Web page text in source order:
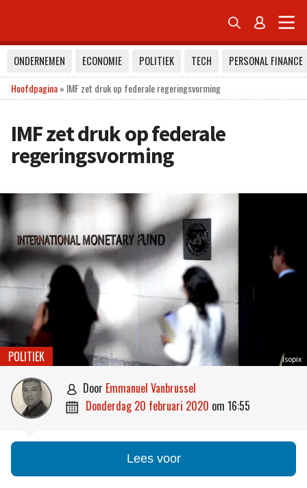
 
ONDERNEMEN ECONOMIE POLITIEK TECH
PERSONAL FINANCE
Hoofdpagina» IMF zet druk op federale regeringsvorming
IMF zet druk op federale
regeringsvorming
Isopix
POLITIEK
 door Emmanuel Vanbrussel
 donderdag 20 februari 2020 om 16:55
Lees voor